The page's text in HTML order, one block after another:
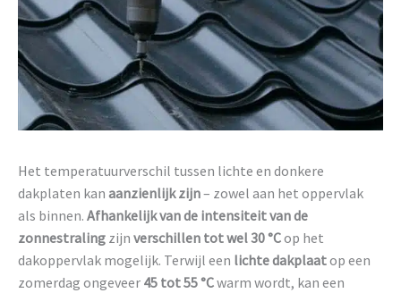
Het temperatuurverschil tussen lichte en donkere
dakplaten kan aanzienlijk zijn– zowel aan het oppervlak
als binnen. Afhankelijk van de intensiteit van de
zonnestraling zijn verschillen tot wel 30 °Cop het
dakoppervlak mogelijk. Terwijl een lichte dakplaatop een
zomerdag ongeveer 45 tot 55 °Cwarm wordt, kan een